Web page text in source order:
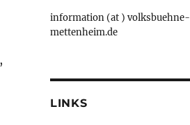
information (at ) volksbuehne-
mettenheim.de
LINKS